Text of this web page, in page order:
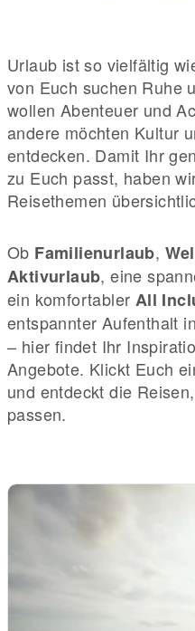
Urlaub ist so vielfältig
von Euch suchen Ruhe
wollen Abenteuer und
andere möchten Kultur
entdecken. Damit Ihr
zu Euch passt, haben
Reisethemen
Ob Familienurlaub,
Aktivurlaub, eine
ein komfortabler All
entspannter Aufenthalt
– hier findet Ihr
Angebote. Klickt Euch
und entdeckt die
passen.